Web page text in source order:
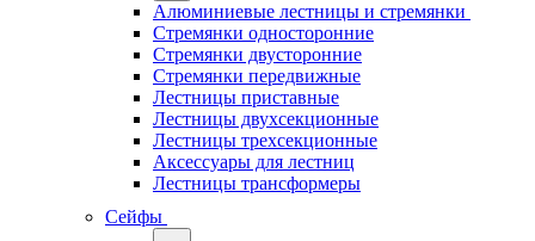
Алюминиевые лестницы и стремянки
Стремянки односторонние
Стремянки двусторонние
Стремянки передвижные
Лестницы приставные
Лестницы двухсекционные
Лестницы трехсекционные
Аксессуары для лестниц
Лестницы трансформеры
Сейфы